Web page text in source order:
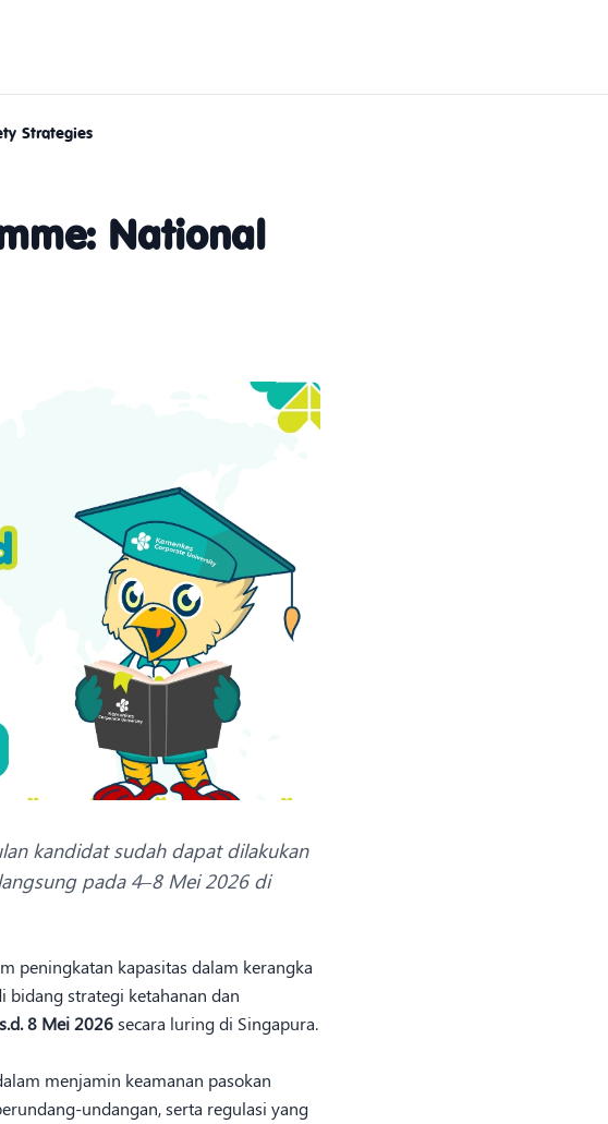
Strategies
National
kandidat sudah dapat dilakukan
pada 4–8 Mei 2026 di
peningkatan kapasitas dalam kerangka
bidang strategi ketahanan dan
8 Mei 2026secara luring di Singapura.
menjamin keamanan pasokan
undangan, serta regulasi yang